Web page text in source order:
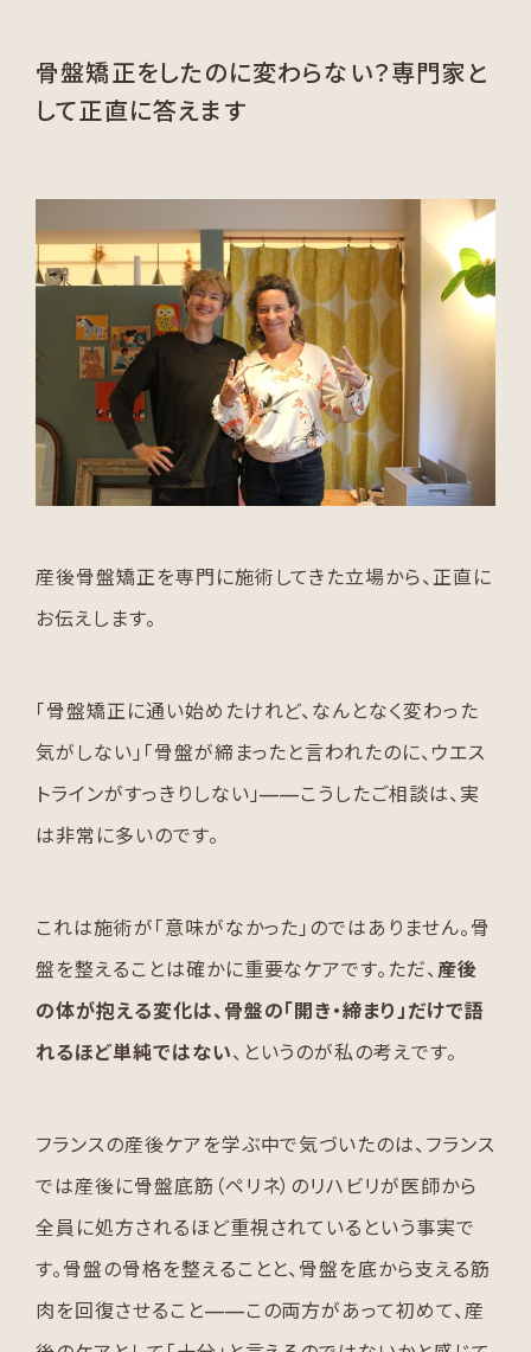
骨盤矯正をしたのに変わらない？専門家と
して正直に答えます
産後骨盤矯正を専門に施術してきた立場から、正直に
お伝えします。
「骨盤矯正に通い始めたけれど、なんとなく変わった
気がしない」「骨盤が締まったと言われたのに、ウエス
トラインがすっきりしない」——こうしたご相談は、実
は非常に多いのです。
これは施術が「意味がなかった」のではありません。骨
盤を整えることは確かに重要なケアです。ただ、 産後
の体が抱える変化は、骨盤の「開き・締まり」だけで語
れるほど単純ではない、というのが私の考えです。
フランスの産後ケアを学ぶ中で気づいたのは、フランス
では産後に骨盤底筋（ペリネ）のリハビリが医師から
全員に処方されるほど重視されているという事実で
す。骨盤の骨格を整えることと、骨盤を底から支える筋
肉を回復させること——この両方があって初めて、産